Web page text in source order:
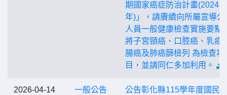
期國家癌症防治計畫(2024-
年)」，請賡續向所屬宣導公
人員一般健康檢查實施要點
將子宮頸癌、口腔癌、乳癌
腸癌及肺癌篩檢列 為檢查項
目，並請同仁多加利用。
2026-04-14 一般公告
公告彰化縣115學年度國⺠